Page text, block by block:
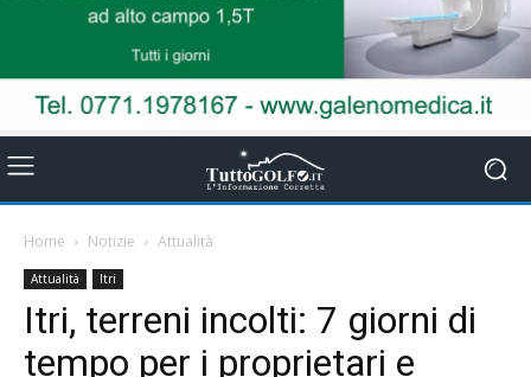
Home Notizie Attualità
Attualità Itri
Itri, terreni incolti: 7 giorni di
tempo per i proprietari e